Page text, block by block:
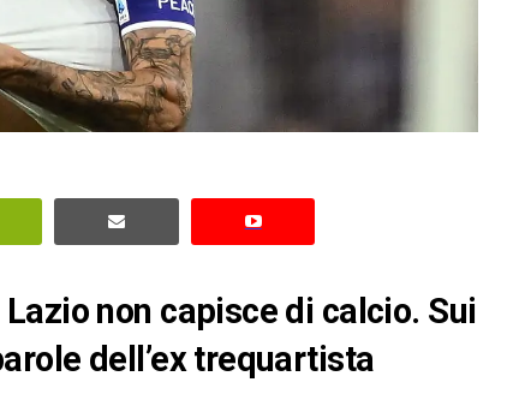
non capisce di calcio. Sui
dell’ex trequartista